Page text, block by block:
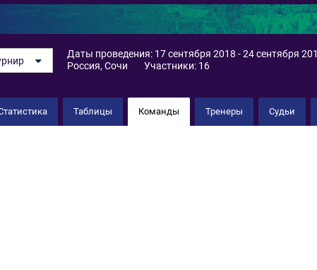
Даты проведения: 17 сентября 2018 - 24 сентября
Россия, Сочи
Участники: 16
Таблицы Команды Тренеры Судьи